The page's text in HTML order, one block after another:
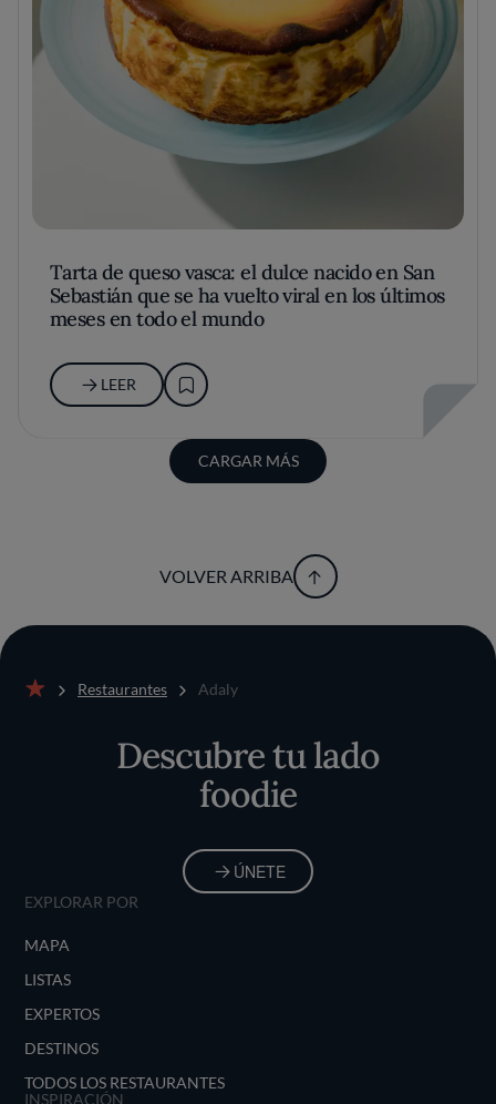
Tarta de queso vasca: el dulce nacido en San
Sebastián que se ha vuelto viral en los últimos
meses en todo el mundo
LEER
CARGAR MÁS
VOLVER ARRIBA
Restaurantes Adaly
Descubre tu lado
foodie
ÚNETE
EXPLORAR POR
MAPA
LISTAS
EXPERTOS
DESTINOS
TODOS LOS RESTAURANTES
INSPIRACIÓN